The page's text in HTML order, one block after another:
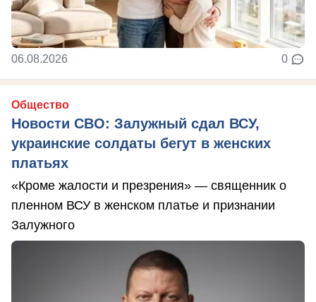
06.08.2026 0
Общество
Новости СВО: Залужный сдал ВСУ,
украинские солдаты бегут в женских
платьях
«Кроме жалости и презрения» — священник о
пленном ВСУ в женском платье и признании
Залужного